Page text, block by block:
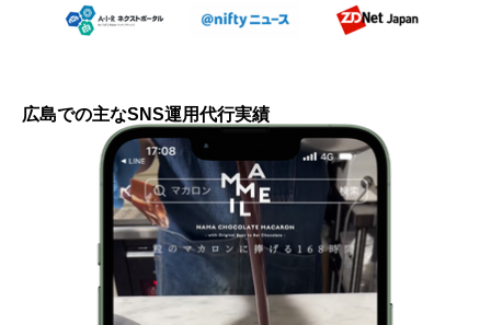
広島での主なSNS運用代行実績